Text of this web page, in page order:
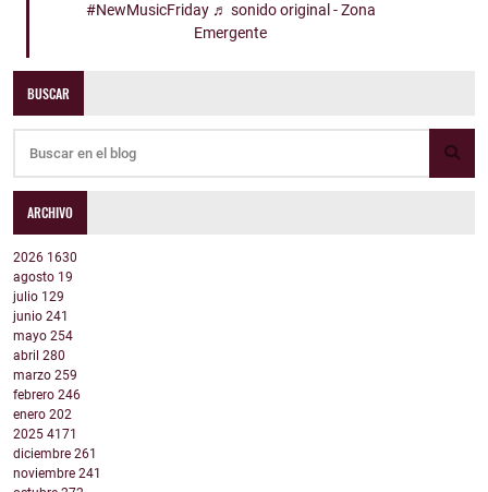
#NewMusicFriday ♬ sonido original - Zona
Emergente
BUSCAR
ARCHIVO
2026 1630
agosto 19
julio 129
junio 241
mayo 254
abril 280
marzo 259
febrero 246
enero 202
2025 4171
diciembre 261
noviembre 241